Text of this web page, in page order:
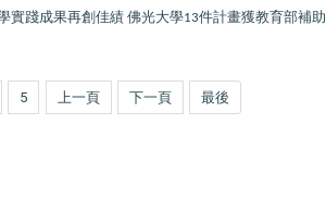
實踐成果再創佳績 佛光大學13件計畫獲教育部補助
5 上一頁 下一頁 最後